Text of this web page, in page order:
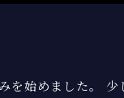
を始めました。